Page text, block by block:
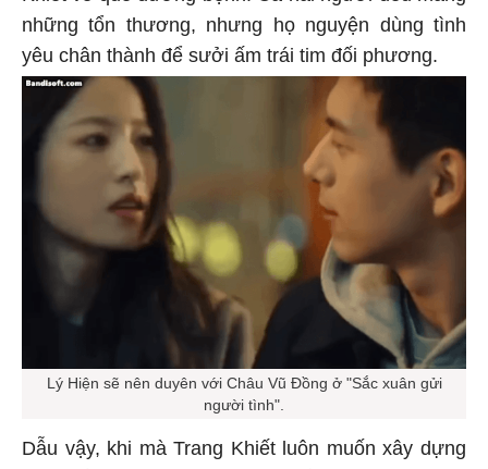
những tổn thương, nhưng họ nguyện dùng tình
yêu chân thành để sưởi ấm trái tim đối phương.
Lý Hiện sẽ nên duyên với Châu Vũ Đồng ở "Sắc xuân gửi
người tình".
Dẫu vậy, khi mà Trang Khiết luôn muốn xây dựng